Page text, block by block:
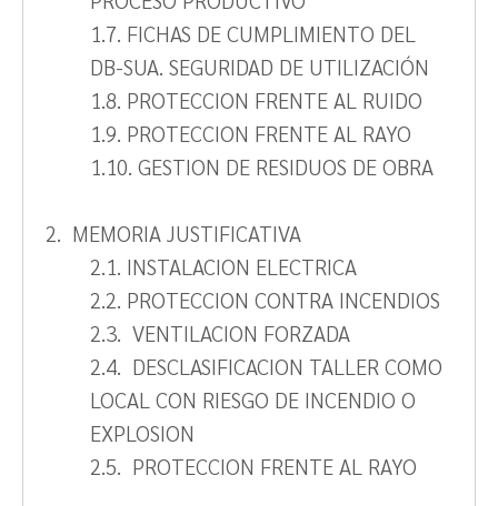
1.7. FICHAS DE CUMPLIMIENTO DEL
DB-SUA. SEGURIDAD DE UTILIZACIÓN
1.8. PROTECCION FRENTE AL RUIDO
1.9. PROTECCION FRENTE AL RAYO
1.10. GESTION DE RESIDUOS DE OBRA
2. MEMORIA JUSTIFICATIVA
2.1. INSTALACION ELECTRICA
2.2. PROTECCION CONTRA INCENDIOS
2.3. VENTILACION FORZADA
2.4. DESCLASIFICACION TALLER COMO
LOCAL CON RIESGO DE INCENDIO O
EXPLOSION
2.5. PROTECCION FRENTE AL RAYO